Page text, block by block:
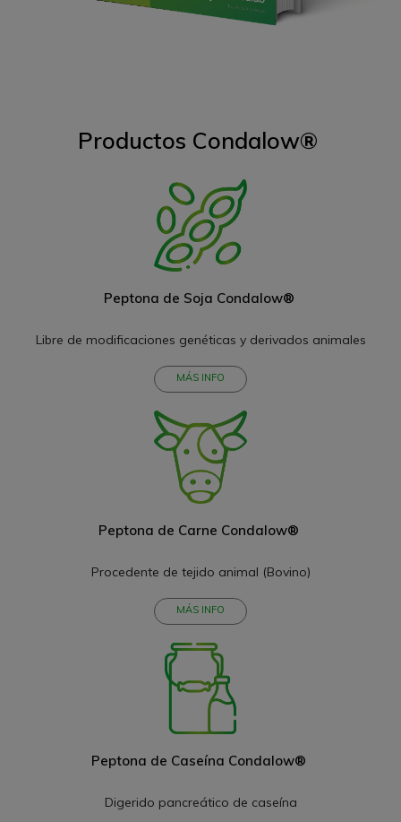
Productos Condalow®
Peptona de Soja Condalow®
Libre de modificaciones genéticas y derivados animales
MÁS INFO
Peptona de Carne Condalow®
Procedente de tejido animal (Bovino)
MÁS INFO
Peptona de Caseína Condalow®
Digerido pancreático de caseína